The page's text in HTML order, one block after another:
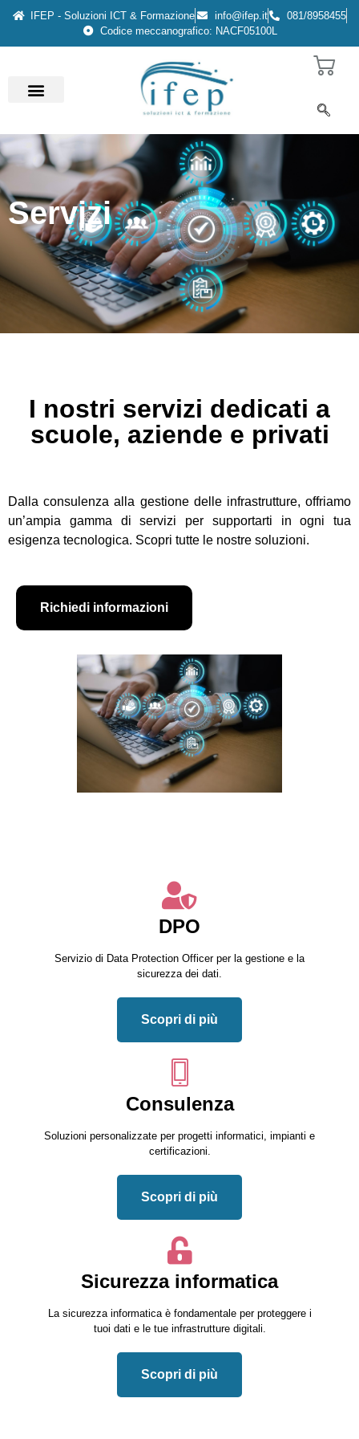
IFEP - Soluzioni ICT & Formazione info@ifep.it
081/8958455
Codice meccanografico: NACF05100L
Servizi
I nostri servizi dedicati a
scuole, aziende e privati
Dalla consulenza alla gestione delle infrastrutture, offriamo
un’ampia gamma di servizi per supportarti in ogni tua
esigenza tecnologica. Scopri tutte le nostre soluzioni.
Richiedi informazioni
DPO
Servizio di Data Protection Officer per la gestione e la
sicurezza dei dati.
Scopri di più
Consulenza
Soluzioni personalizzate per progetti informatici, impianti e
certificazioni.
Scopri di più
Sicurezza informatica
La sicurezza informatica è fondamentale per proteggere i
tuoi dati e le tue infrastrutture digitali.
Scopri di più